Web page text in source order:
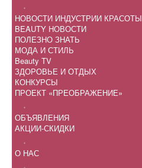
.
НОВОСТИ ИНДУСТРИИ КРАСОТЫ
BEAUTY НОВОСТИ
ПОЛЕЗНО ЗНАТЬ
МОДА И СТИЛЬ
Beauty TV
ЗДОРОВЬЕ И ОТДЫХ
КОНКУРСЫ
ПРОЕКТ «ПРЕОБРАЖЕНИЕ»
.
ОБЪЯВЛЕНИЯ
АКЦИИ-СКИДКИ
.
О НАС
.